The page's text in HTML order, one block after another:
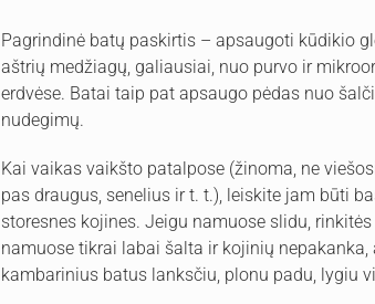
Pagrindinė batų paskirtis – apsaugoti kūdikio
aštrių medžiagų, galiausiai, nuo purvo ir
erdvėse. Batai taip pat apsaugo pėdas nuo
nudegimų.
Kai vaikas vaikšto patalpose (žinoma, ne
pas draugus, senelius ir t. t.), leiskite jam būti
storesnes kojines. Jeigu namuose slidu,
namuose tikrai labai šalta ir kojinių
kambarinius batus lanksčiu, plonu padu, lygiu